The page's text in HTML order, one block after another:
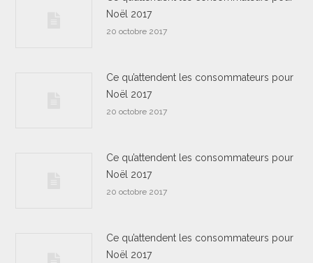
Noël 2017
20 octobre 2017
Ce qu’attendent les consommateurs pour
Noël 2017
20 octobre 2017
Ce qu’attendent les consommateurs pour
Noël 2017
20 octobre 2017
Ce qu’attendent les consommateurs pour
Noël 2017